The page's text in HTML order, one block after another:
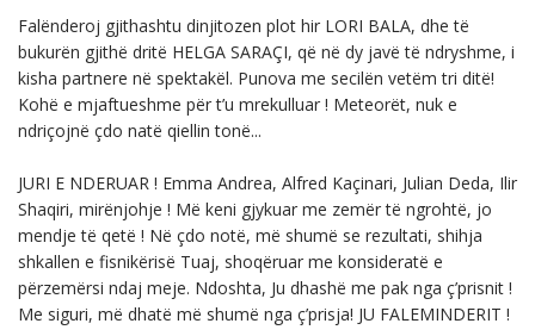
Falënderoj gjithashtu dinjitozen plot hir LORI BALA, dhe të
bukurën gjithë dritë HELGA SARAÇI, që në dy javë të ndryshme, i
kisha partnere në spektakël. Punova me secilën vetëm tri ditë!
Kohë e mjaftueshme për t’u mrekulluar ! Meteorët, nuk e
ndriçojnë çdo natë qiellin tonë...
JURI E NDERUAR ! Emma Andrea, Alfred Kaçinari, Julian Deda, Ilir
Shaqiri, mirënjohje ! Më keni gjykuar me zemër të ngrohtë, jo
mendje të qetë ! Në çdo notë, më shumë se rezultati, shihja
shkallen e fisnikërisë Tuaj, shoqëruar me konsideratë e
përzemërsi ndaj meje. Ndoshta, Ju dhashë me pak nga ç’prisnit !
Me siguri, më dhatë më shumë nga ç’prisja! JU FALEMINDERIT !